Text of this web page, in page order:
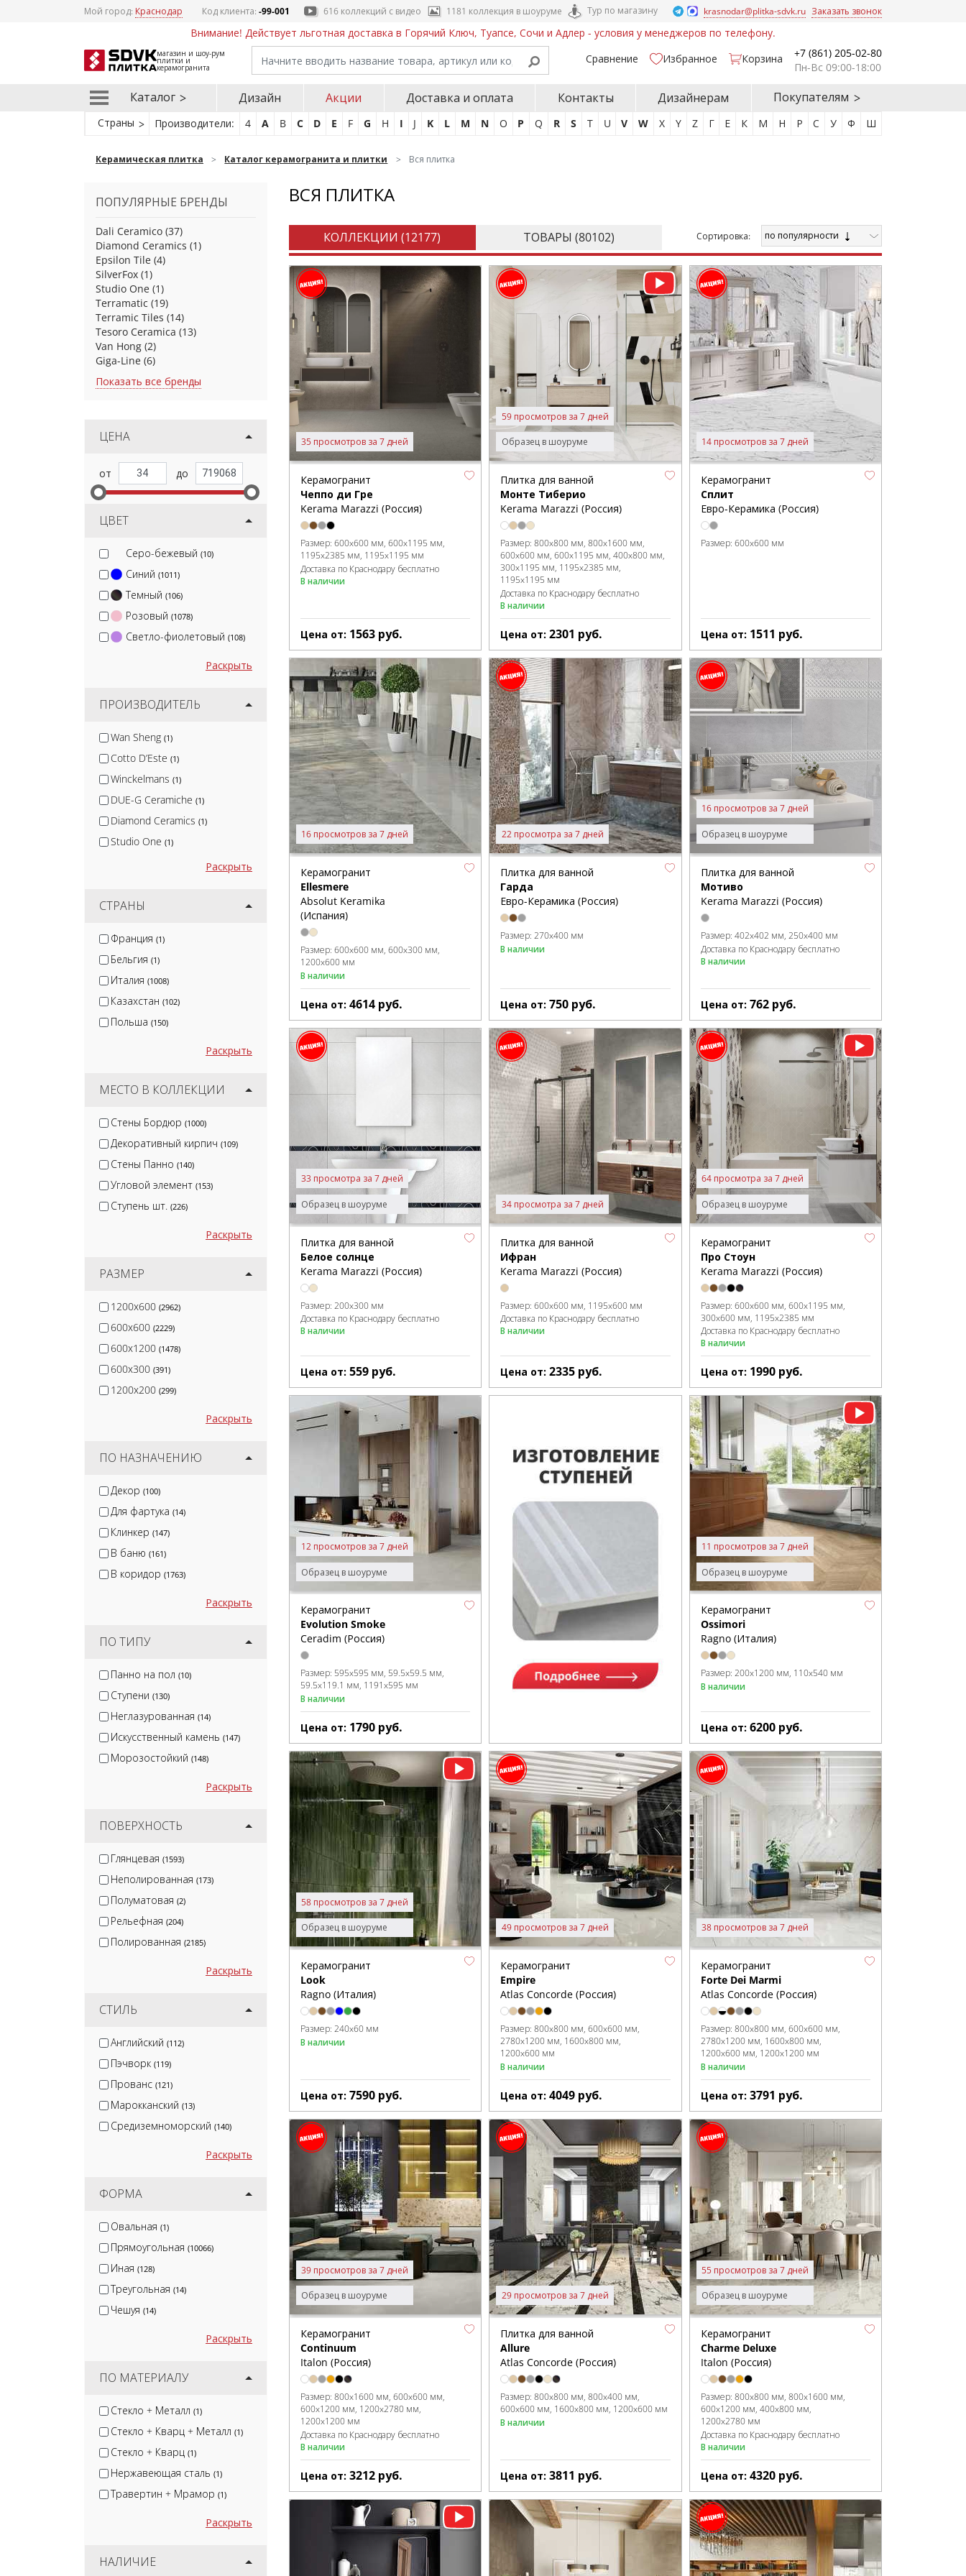
Мой город: Краснодар Код клиента:-99-001 616 коллекций с видео 1181 коллекция в шоуруме Тур по магазину krasnodar@plitka-sdvk.ru Заказать звонок
Внимание! Действует льготная доставка в Горячий Ключ, Туапсе, Сочи и Адлер - условия у менеджеров по телефону.
магазин и шоу-рум
плитки и
керамогранита
Сравнение Избранное Корзина
+7 (861) 205-02-80
Пн-Вс 09:00-18:00
Каталог Дизайн Акции Доставка и оплата Контакты Дизайнерам Покупателям
Страны Производители: 4 A B C D E F G H I J K L M N O P Q R S T U V W X Y Z Г Е К М Н Р С У Ф Ш
Керамическая плитка Каталог керамогранита и плитки Вся плитка
ПОПУЛЯРНЫЕ БРЕНДЫ
Dali Ceramico (37)
Diamond Ceramics (1)
Epsilon Tile (4)
SilverFox (1)
Studio One (1)
Terramatic (19)
Terramic Tiles (14)
Tesoro Ceramica (13)
Van Hong (2)
Giga-Line (6)
Показать все бренды
ЦЕНА
ЦВЕТ
Серо-бежевый (10)
Синий (1011)
Темный (106)
Розовый (1078)
Светло-фиолетовый (108)
Раскрыть
ПРОИЗВОДИТЕЛЬ
Wan Sheng (1)
Cotto D’Este (1)
Winckelmans (1)
DUE-G Ceramiche (1)
Diamond Ceramics (1)
Studio One (1)
KerLab
SilverFox (1)
Canada Gres
Раскрыть
СТРАНЫ
Франция (1)
Бельгия (1)
Италия (1008)
Казахстан (102)
Польша (150)
Раскрыть
МЕСТО В КОЛЛЕКЦИИ
Стены Бордюр (1000)
Декоративный кирпич (109)
Стены Панно (140)
Угловой элемент (153)
Ступень шт. (226)
Раскрыть
РАЗМЕР
1200x600 (2962)
600x600 (2229)
600x1200 (1478)
600x300 (391)
1200x200 (299)
Раскрыть
ПО НАЗНАЧЕНИЮ
Декор (100)
Для фартука (14)
Клинкер (147)
В баню (161)
В коридор (1763)
Раскрыть
ПО ТИПУ
Панно на пол (10)
Ступени (130)
Неглазурованная (14)
Искусственный камень (147)
Морозостойкий (148)
Раскрыть
ПОВЕРХНОСТЬ
Глянцевая (1593)
Неполированная (173)
Полуматовая (2)
Рельефная (204)
Полированная (2185)
Раскрыть
СТИЛЬ
Английский (112)
Пэчворк (119)
Прованс (121)
Марокканский (13)
Средиземноморский (140)
Раскрыть
ФОРМА
Овальная (1)
Прямоугольная (10066)
Иная (128)
Треугольная (14)
Чешуя (14)
Раскрыть
ПО МАТЕРИАЛУ
Стекло + Металл (1)
Стекло + Кварц + Металл (1)
Стекло + Кварц (1)
Нержавеющая сталь (1)
Травертин + Мрамор (1)
Раскрыть
НАЛИЧИЕ
ВСЯ ПЛИТКА
КОЛЛЕКЦИИ (12177) ТОВАРЫ (80102) Cортировка: по популярности
35 просмотров за 7 дней
Керамогранит
Чеппо ди Гре
Kerama Marazzi (Россия)
Размер: 600x600 мм 600x1195 мм
1195x2385 мм 1195x1195 мм
Доставка по Краснодару бесплатно
В наличии
Цена от: 1563 руб.
Образец в шоуруме
59 просмотров за 7 дней
Плитка для ванной
Монте Тиберио
Kerama Marazzi (Россия)
Размер:800x800 мм 800x1600 мм
600x600 мм 600x1195 мм 400x800 мм
300x1195 мм 1195x2385 мм
1195x1195 мм
Доставка по Краснодару бесплатно
В наличии
Цена от:2301 руб.
14 просмотров за 7 дней
Керамогранит
Сплит
Евро-Керамика (Россия)
Размер: 600x600 мм
Цена от: 1511 руб.
16 просмотров за 7 дней
Керамогранит
Ellesmere
Absolut Keramika
(Испания)
Размер: 600x600 мм 600x300 мм
1200x600 мм
В наличии
Цена от: 4614 руб.
22 просмотра за 7 дней
Плитка для ванной
Гарда
Евро-Керамика (Россия)
Размер:270x400 мм
В наличии
Цена от:750 руб.
Образец в шоуруме
16 просмотров за 7 дней
Плитка для ванной
Мотиво
Kerama Marazzi (Россия)
Размер: 402x402 мм 250x400 мм
Доставка по Краснодару бесплатно
В наличии
Цена от: 762 руб.
Образец в шоуруме
33 просмотра за 7 дней
Плитка для ванной
Белое солнце
Kerama Marazzi (Россия)
Размер: 200x300 мм
Доставка по Краснодару бесплатно
В наличии
Цена от: 559 руб.
34 просмотра за 7 дней
Плитка для ванной
Ифран
Kerama Marazzi (Россия)
Размер:600x600 мм 1195x600 мм
Доставка по Краснодару бесплатно
В наличии
Цена от:2335 руб.
Образец в шоуруме
64 просмотра за 7 дней
Керамогранит
Про Стоун
Kerama Marazzi (Россия)
Размер: 600x600 мм 600x1195 мм
300x600 мм 1195x2385 мм
Доставка по Краснодару бесплатно
В наличии
Цена от: 1990 руб.
Образец в шоуруме
12 просмотров за 7 дней
Керамогранит
Evolution Smoke
Ceradim (Россия)
Размер: 595x595 мм 59.5x59.5 мм
59.5x119.1 мм 1191x595 мм
В наличии
Цена от: 1790 руб.
Образец в шоуруме
11 просмотров за 7 дней
Керамогранит
Ossimori
Ragno (Италия)
Размер: 200x1200 мм 110x540 мм
В наличии
Цена от: 6200 руб.
Образец в шоуруме
58 просмотров за 7 дней
Керамогранит
Look
Ragno (Италия)
Размер: 240x60 мм
В наличии
Цена от: 7590 руб.
49 просмотров за 7 дней
Керамогранит
Empire
Atlas Concorde (Россия)
Размер:800x800 мм 600x600 мм
2780x1200 мм 1600x800 мм
1200x600 мм
В наличии
Цена от:4049 руб.
38 просмотров за 7 дней
Керамогранит
Forte Dei Marmi
Atlas Concorde (Россия)
Размер: 800x800 мм 600x600 мм
2780x1200 мм 1600x800 мм
1200x600 мм 1200x1200 мм
В наличии
Цена от: 3791 руб.
Образец в шоуруме
39 просмотров за 7 дней
Керамогранит
Continuum
Italon (Россия)
Размер: 800x1600 мм 600x600 мм
600x1200 мм 1200x2780 мм
1200x1200 мм
Доставка по Краснодару бесплатно
В наличии
Цена от: 3212 руб.
29 просмотров за 7 дней
Плитка для ванной
Allure
Atlas Concorde (Россия)
Размер:800x800 мм 800x400 мм
600x600 мм 1600x800 мм 1200x600 мм
В наличии
Цена от:3811 руб.
Образец в шоуруме
55 просмотров за 7 дней
Керамогранит
Charme Deluxe
Italon (Россия)
Размер: 800x800 мм 800x1600 мм
600x1200 мм 400x800 мм
1200x2780 мм
Доставка по Краснодару бесплатно
В наличии
Цена от: 4320 руб.